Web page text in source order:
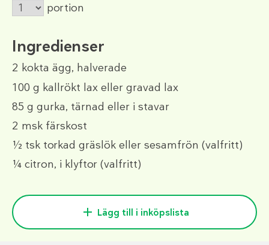
portion
Ingredienser
2 kokta ägg, halverade
100 g kallrökt lax eller gravad lax
85 g gurka, tärnad eller i stavar
2 msk färskost
½ tsk torkad gräslök eller sesamfrön (valfritt)
¼ citron, i klyftor (valfritt)
Lägg till i inköpslista